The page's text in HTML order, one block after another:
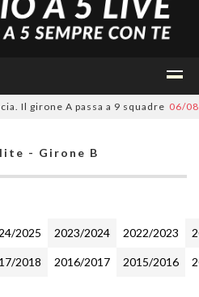
girone A passa a 9 squadre 06/08/
- Girone B
2025 2023/2024 2022/2023
2018 2016/2017 2015/2016